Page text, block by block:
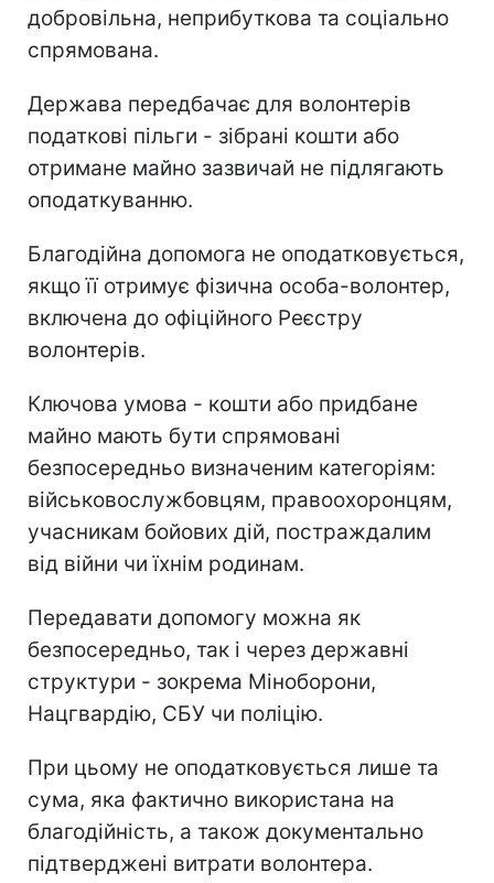
добровільна, неприбуткова та соціально
спрямована.
Держава передбачає для волонтерів
податкові пільги - зібрані кошти або
отримане майно зазвичай не підлягають
оподаткуванню.
Благодійна допомога не оподатковується,
якщо її отримує фізична особа-волонтер,
включена до офіційного Реєстру
волонтерів.
Ключова умова - кошти або придбане
майно мають бути спрямовані
безпосередньо визначеним категоріям:
військовослужбовцям, правоохоронцям,
учасникам бойових дій, постраждалим
від війни чи їхнім родинам.
Передавати допомогу можна як
безпосередньо, так і через державні
структури - зокрема Міноборони,
Нацгвардію, СБУ чи поліцію.
При цьому не оподатковується лише та
сума, яка фактично використана на
благодійність, а також документально
підтверджені витрати волонтера.